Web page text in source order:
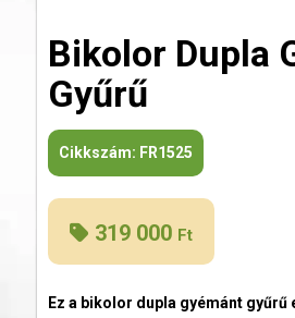
Bikolor Dupla
Gyűrű
Cikkszám: FR1525
319 000 Ft
Ez a bikolor dupla gyémánt